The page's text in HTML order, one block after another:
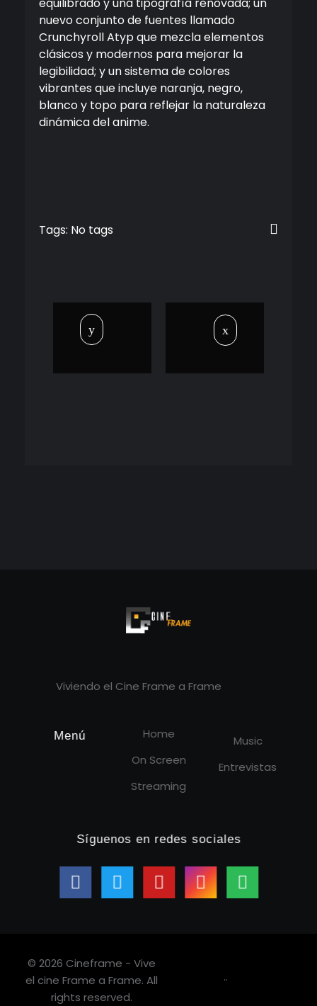
equilibrado y una tipografía renovada; un
nuevo conjunto de fuentes llamado
Crunchyroll Atyp que mezcla elementos
clásicos y modernos para mejorar la
legibilidad; y un sistema de colores
vibrantes que incluye naranja, negro,
blanco y topo para reflejar la naturaleza
dinámica del anime.
Tags: No tags
Viviendo el Cine Frame a Frame
Menú
Home
On Screen
Streaming
Music
Entrevistas
Síguenos en redes sociales
© 2026 Cineframe - Vive
el cine Frame a Frame. All
rights reserved.
..